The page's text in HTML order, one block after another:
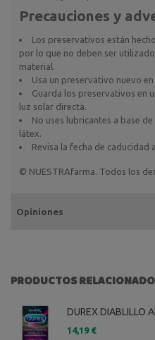
Precauciones y
Los preservativos están
por lo que no deben ser
material.
Usa un preservativo nuevo en
Guarda los preservativos en
luz solar directa.
No uses lubricantes a base
látex.
Revisa la fecha de caducidad
© NUESTRAfarma. Todos los
Opiniones
PRODUCTOS
DUREX DIABLILLO
14,19 €